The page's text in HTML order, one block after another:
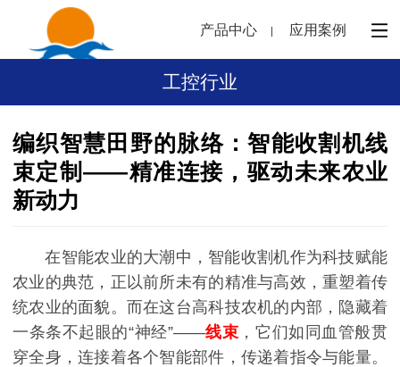
产品中心 应用案例
工控行业
编织智慧田野的脉络：智能收割机线
束定制——精准连接，驱动未来农业
新动力
在智能农业的大潮中，智能收割机作为科技赋能
农业的典范，正以前所未有的精准与高效，重塑着传
统农业的面貌。而在这台高科技农机的内部，隐藏着
一条条不起眼的“神经”——线束 ，它们如同血管般贯
穿全身，连接着各个智能部件，传递着指令与能量。